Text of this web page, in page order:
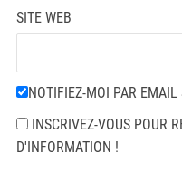
SITE WEB
NOTIFIEZ-MOI PAR EMAIL
INSCRIVEZ-VOUS POUR
D'INFORMATION !